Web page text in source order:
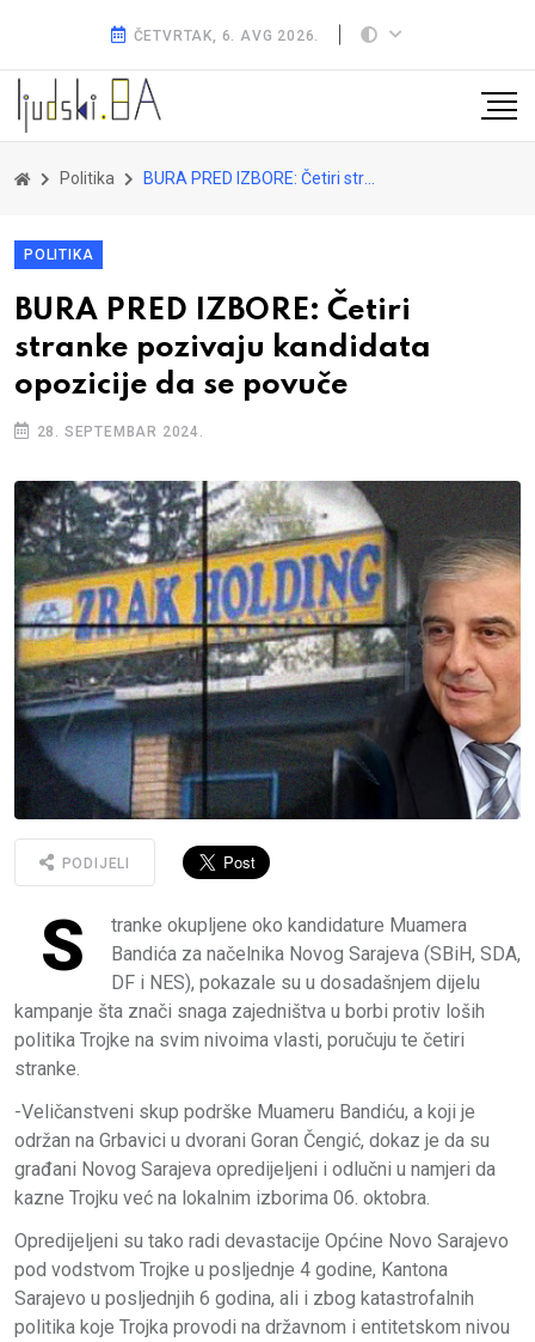
ČETVRTAK, 6. AVG 2026.
Politika BURA PRED IZBORE: Četiri stranke pozivaju kandidata opozicije da se povuče
POLITIKA
BURA PRED IZBORE: Četiri
stranke pozivaju kandidata
opozicije da se povuče
28. SEPTEMBAR 2024.
PODIJELI
S
tranke okupljene oko kandidature Muamera
Bandića za načelnika Novog Sarajeva (SBiH, SDA,
DF i NES), pokazale su u dosadašnjem dijelu
kampanje šta znači snaga zajedništva u borbi protiv loših
politika Trojke na svim nivoima vlasti, poručuju te četiri
stranke.
-Veličanstveni skup podrške Muameru Bandiću, a koji je
održan na Grbavici u dvorani Goran Čengić, dokaz je da su
građani Novog Sarajeva opredijeljeni i odlučni u namjeri da
kazne Trojku već na lokalnim izborima 06. oktobra.
Opredijeljeni su tako radi devastacije Općine Novo Sarajevo
pod vodstvom Trojke u posljednje 4 godine, Kantona
Sarajevo u posljednjih 6 godina, ali i zbog katastrofalnih
politika koje Trojka provodi na državnom i entitetskom nivou